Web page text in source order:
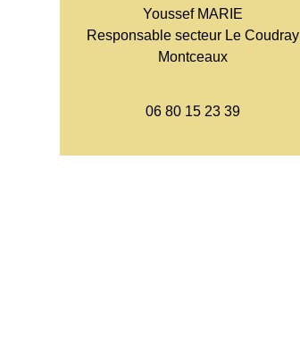
Youssef MARIE
Responsable secteur Le Coudray
Montceaux
06 80 15 23 39